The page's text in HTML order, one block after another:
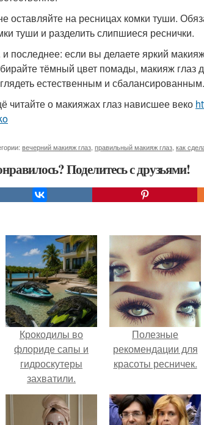
оставляйте на ресницах комки туши.
туши и разделить слипшиеся реснички.
и последнее: если вы делаете яркий
тёмный цвет помады, макияж глаз
естественным и сбалансированным.
читайте о макияжах глаз нависшее веко
вечерний макияж глаз правильный макияж глаз как
Поделитесь с друзьями!
Крокодилы во
флориде сапы и
гидроскутеры
захватили.
Полезные
рекомендации для
красоты ресничек.